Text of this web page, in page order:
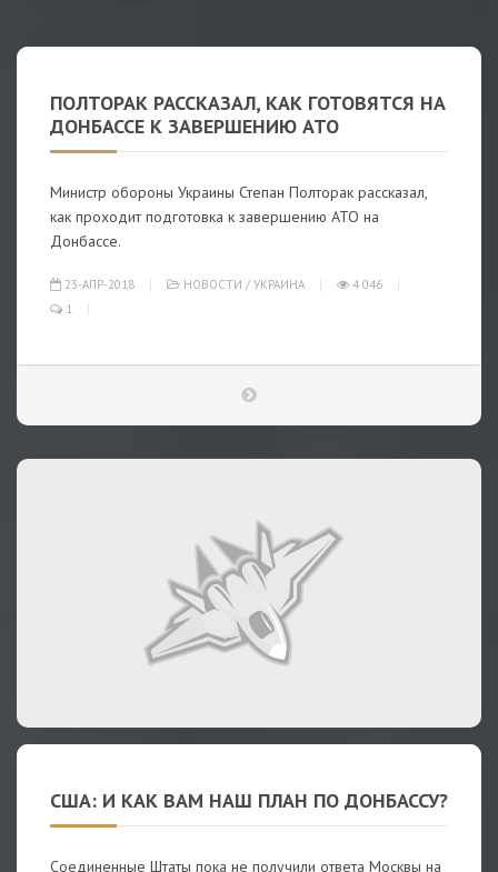
ПОЛТОРАК РАССКАЗАЛ, КАК ГОТОВЯТСЯ НА
ДОНБАССЕ К ЗАВЕРШЕНИЮ АТО
Министр обороны Украины Степан Полторак рассказал,
как проходит подготовка к завершению АТО на
Донбассе.
23-АПР-2018 НОВОСТИ / УКРАИНА
4 046
1
США: И КАК ВАМ НАШ ПЛАН ПО ДОНБАССУ?
Соединенные Штаты пока не получили ответа Москвы на